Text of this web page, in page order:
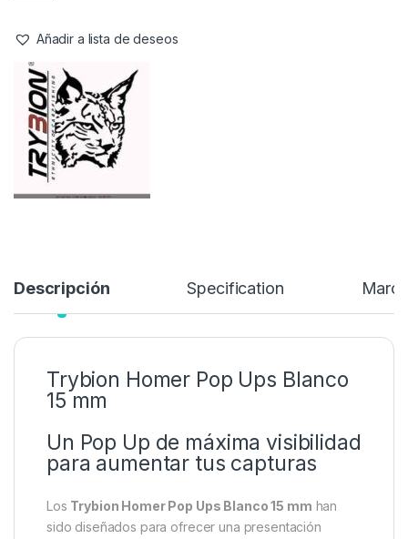
Añadir a lista de deseos
Descripción Specification Marca
Trybion Homer Pop Ups Blanco
15 mm
Un Pop Up de máxima visibilidad
para aumentar tus capturas
Los Trybion Homer Pop Ups Blanco 15 mm han
sido diseñados para ofrecer una presentación